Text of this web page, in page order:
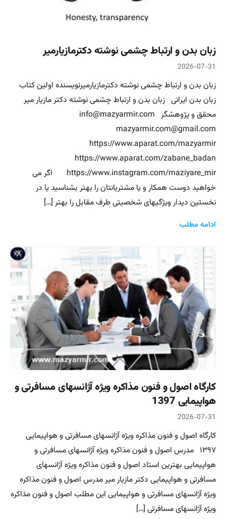
زبان بدن و ارتباط چشمی نوشته دکترمازیارمیر
2026-07-31
زبان بدن و ارتباط چشمی نوشته دکترمازیارمیرنویسنده اولین کتاب
زبان بدن ایرانی زبان بدن و ارتباط چشمی نوشته دکتر مازیار میر
محقق و پژوهشگر info@mazyarmir.com
mazyarmir.com@gmail.com
https://www.aparat.com/mazyarmir
https://www.aparat.com/zabane_badan
https://www.instagram.com/maziyare_mir اگر می
خواهید دوست همکار و یا مشتریانتان را بهتر بشناسید یا در
نخستین دیدار ویژگیهای شخصیتی طرف مقابل را بهتر […]
ادامه مطلب
کارگاه اصول و فنون مذاکره ویژه آژانسهای مسافرتی و
هواپیمایی 1397
2026-07-31
کارگاه اصول و فنون مذاکره ویژه آژانسهای مسافرتی و هواپیمایی
۱۳۹۷ مدرس اصول و فنون مذاکره ویژه آژانسهای مسافرتی و
هواپیمایی بهترین استاد اصول و فنون مذاکره ویژه آژانسهای
مسافرتی و هواپیمایی دکتر مازیار میر مدرس اصول و فنون مذاکره
ویژه آژانسهای مسافرتی و هواپیمایی این مطلب اصول و فنون مذاکره
ویژه آژانسهای مسافرتی […]